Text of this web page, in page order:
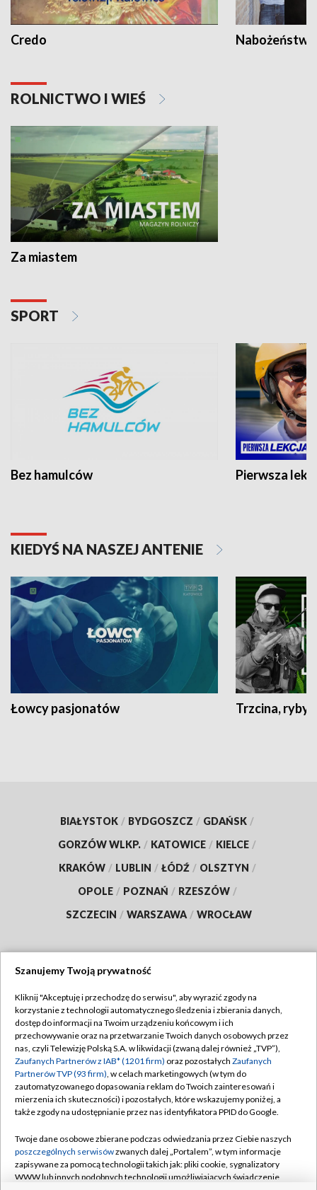
Credo
ROLNICTWO I WIEŚ
Za miastem
SPORT
Bez hamulców Pierwsza
KIEDYŚ NA NASZEJ ANTENIE
Łowcy pasjonatów Trzcina, ryby
BIAŁYSTOK / BYDGOSZCZ / GDAŃSK /
GORZÓW WLKP. / KATOWICE / KIELCE /
KRAKÓW / LUBLIN / ŁÓDŹ / OLSZTYN /
OPOLE / POZNAŃ / RZESZÓW /
SZCZECIN / WARSZAWA / WROCŁAW
TVP
Abonament TVP
Emisja w TVP
Centrum informacji TVP
Naziemna Telewizja Cyfrowa
Rada Programowa
System NOS
Regulamin TVP
Polityka prywatności
Moje zgody
Pomoc
Kontakt
Szanujemy Twoją prywatność
Kliknij "Akceptuję i przechodzę do serwisu", aby wyrazić zgody na
korzystanie z technologii automatycznego śledzenia i zbierania danych,
dostęp do informacji na Twoim urządzeniu końcowym i ich
przechowywanie oraz na przetwarzanie Twoich danych osobowych przez
nas, czyli Telewizję Polską S.A. w likwidacji (zwaną dalej również „TVP”),
Zaufanych Partnerów z IAB* (1201 firm) oraz pozostałych Zaufanych
Partnerów TVP (93 firm), w celach marketingowych (w tym do
zautomatyzowanego dopasowania reklam do Twoich zainteresowań i
mierzenia ich skuteczności) i pozostałych, które wskazujemy poniżej, a
także zgody na udostępnianie przez nas identyfikatora PPID do Google.
Twoje dane osobowe zbierane podczas odwiedzania przez Ciebie naszych
poszczególnych serwisówzwanych dalej „Portalem”, w tym informacje
zapisywane za pomocą technologii takich jak: pliki cookie, sygnalizatory
WWW lub innych podobnych technologii umożliwiających świadczenie